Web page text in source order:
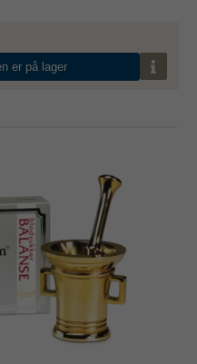
er på lager